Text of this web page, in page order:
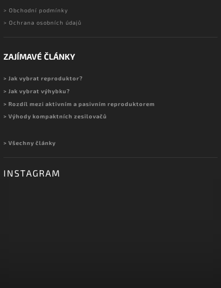
> Obchodní podmínky
> Ochrana osobních údajů
ZAJÍMAVÉ ČLÁNKY
> Jak vybrat reproduktor?
> Jak vybrat výhybku?
> Rozdíl mezi aktivním a pasivním reproduktorem
> Výhody kompaktních zesilovačů
> Všechny články
INSTAGRAM